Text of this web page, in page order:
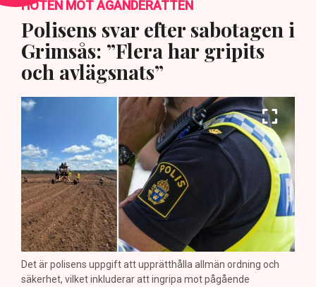
HOTEN MOT ÄGANDERÄTTEN
Polisens svar efter sabotagen i
Grimsås: ”Flera har gripits
och avlägsnats”
Det är polisens uppgift att upprätthålla allmän ordning och
säkerhet, vilket inkluderar att ingripa mot pågående